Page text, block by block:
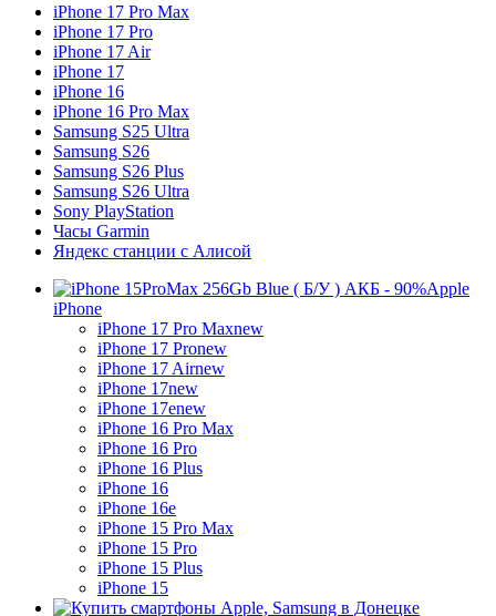
iPhone 17 Pro Max
iPhone 17 Pro
iPhone 17 Air
iPhone 17
iPhone 16
iPhone 16 Pro Max
Samsung S25 Ultra
Samsung S26
Samsung S26 Plus
Samsung S26 Ultra
Sony PlayStation
Часы Garmin
Яндекс станции с Алисой
Apple
iPhone
iPhone 17 Pro Maxnew
iPhone 17 Pronew
iPhone 17 Airnew
iPhone 17new
iPhone 17enew
iPhone 16 Pro Max
iPhone 16 Pro
iPhone 16 Plus
iPhone 16
iPhone 16e
iPhone 15 Pro Max
iPhone 15 Pro
iPhone 15 Plus
iPhone 15